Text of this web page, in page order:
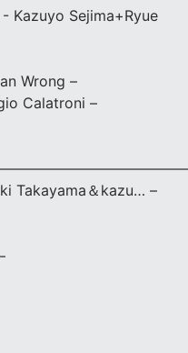
Kazuyo Sejima+Ryue
Wrong –
Calatroni –
Takayama＆kazu… –